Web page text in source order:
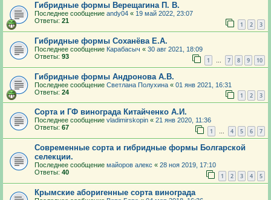
Гибридные формы Верещагина П. В.
Последнее сообщение andy04 « 19 май 2022, 23:07
Ответы: 21 1 2 3
Гибридные формы Соханёва Е.А.
Последнее сообщение Карабасыч « 30 авг 2021, 18:09
Ответы: 93 1 … 7 8 9 10
Гибридные формы Андронова А.В.
Последнее сообщение Светлана Полухина « 01 янв 2021, 16:31
Ответы: 24 1 2 3
Сорта и ГФ винограда Китайченко А.И.
Последнее сообщение vladimirskopin « 21 янв 2020, 11:36
Ответы: 67 1 … 4 5 6 7
Современные сорта и гибридные формы Болгарской
селекции.
Последнее сообщение майоров алекс « 28 ноя 2019, 17:10
Ответы: 40 1 2 3 4 5
Крымские аборигенные сорта винограда